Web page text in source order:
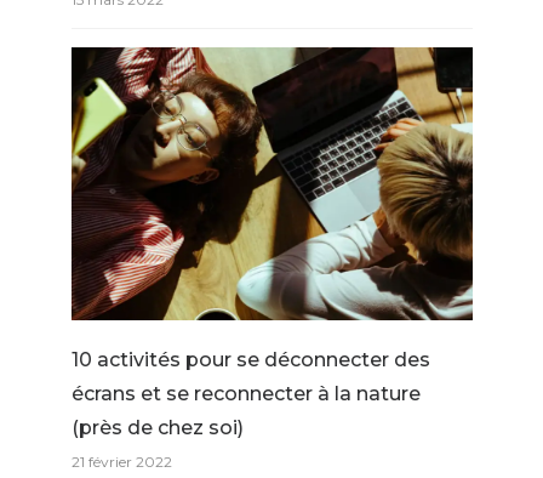
10 activités pour se déconnecter des
écrans et se reconnecter à la nature
(près de chez soi)
21 février 2022